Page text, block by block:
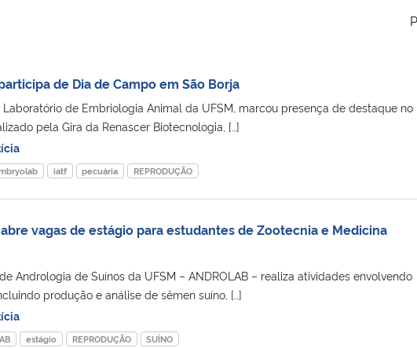
de Dia de Campo em São Borja
de Embriologia Animal da UFSM, marcou presença de destaque no
pela Gira da Renascer Biotecnologia, […]
iatf pecuária REPRODUÇÃO
abre vagas de estágio para estudantes de Zootecnia e Medicina
Andrologia de Suínos da UFSM – ANDROLAB – realiza atividades envolvendo
produção e análise de sêmen suíno, […]
estágio REPRODUÇÃO SUÍNO